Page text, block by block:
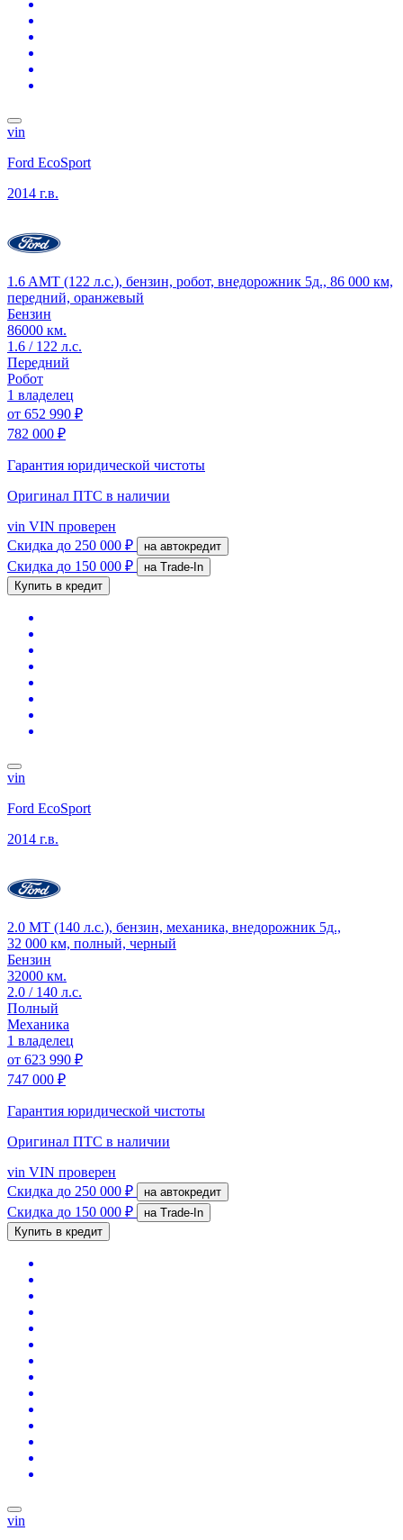
vin
Ford EcoSport
2014 г.в.
1.6 AMT (122 л.с.), бензин, робот, внедорожник 5д., 86 000 км,
передний, оранжевый
Бензин
86000 км.
1.6 / 122 л.с.
Передний
Робот
1 владелец
от 652 990 ₽
782 000 ₽
Гарантия юридической чистоты
Оригинал ПТС в наличии
vin VIN проверен
Скидка до 250 000 ₽ на автокредит
Скидка до 150 000 ₽
на Trade-In
Купить в кредит
vin
Ford EcoSport
2014 г.в.
2.0 MT (140 л.с.), бензин, механика, внедорожник 5д.,
32 000 км, полный, черный
Бензин
32000 км.
2.0 / 140 л.с.
Полный
Механика
1 владелец
от 623 990 ₽
747 000 ₽
Гарантия юридической чистоты
Оригинал ПТС в наличии
vin VIN проверен
Скидка до 250 000 ₽ на автокредит
Скидка до 150 000 ₽
на Trade-In
Купить в кредит
vin